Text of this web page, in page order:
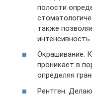
полости
также
Окрашивание.
проникает в
определяя
Рентген.